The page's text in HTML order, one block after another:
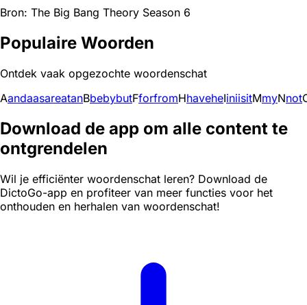
Bron: The Big Bang Theory Season 6
Populaire Woorden
Ontdek vaak opgezochte woordenschat
AandaasareatanBbebybutFforfromHhaveheIiniisitMmyNnot
Download de app om alle content te
ontgrendelen
Wil je efficiënter woordenschat leren? Download de
DictoGo-app en profiteer van meer functies voor het
onthouden en herhalen van woordenschat!